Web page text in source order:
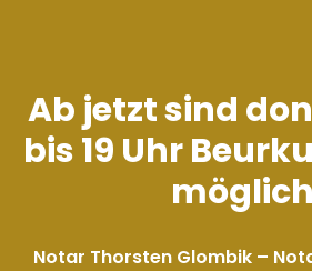
Ab jetzt sind
bis 19 Uhr
Notar Thorsten Glombik –